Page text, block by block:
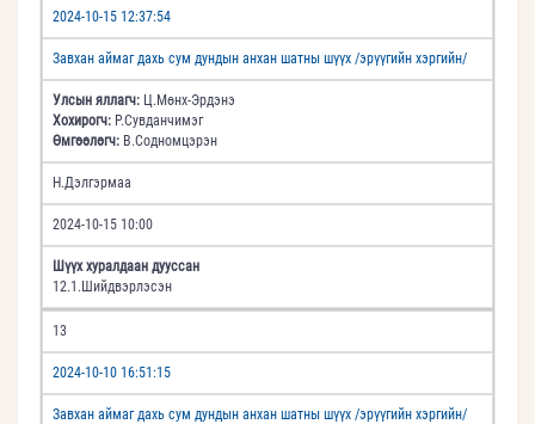
2024-10-15 12:37:54
Завхан аймаг дахь сум дундын анхан шатны шүүх /эрүүгийн хэргийн/
Улсын яллагч: Ц.Мөнх-Эрдэнэ
Хохирогч: Р.Сувданчимэг
Өмгөөлөгч: В.Содномцэрэн
Н.Дэлгэрмаа
2024-10-15 10:00
Шүүх хуралдаан дууссан
12.1.Шийдвэрлэсэн
13
2024-10-10 16:51:15
Завхан аймаг дахь сум дундын анхан шатны шүүх /эрүүгийн хэргийн/